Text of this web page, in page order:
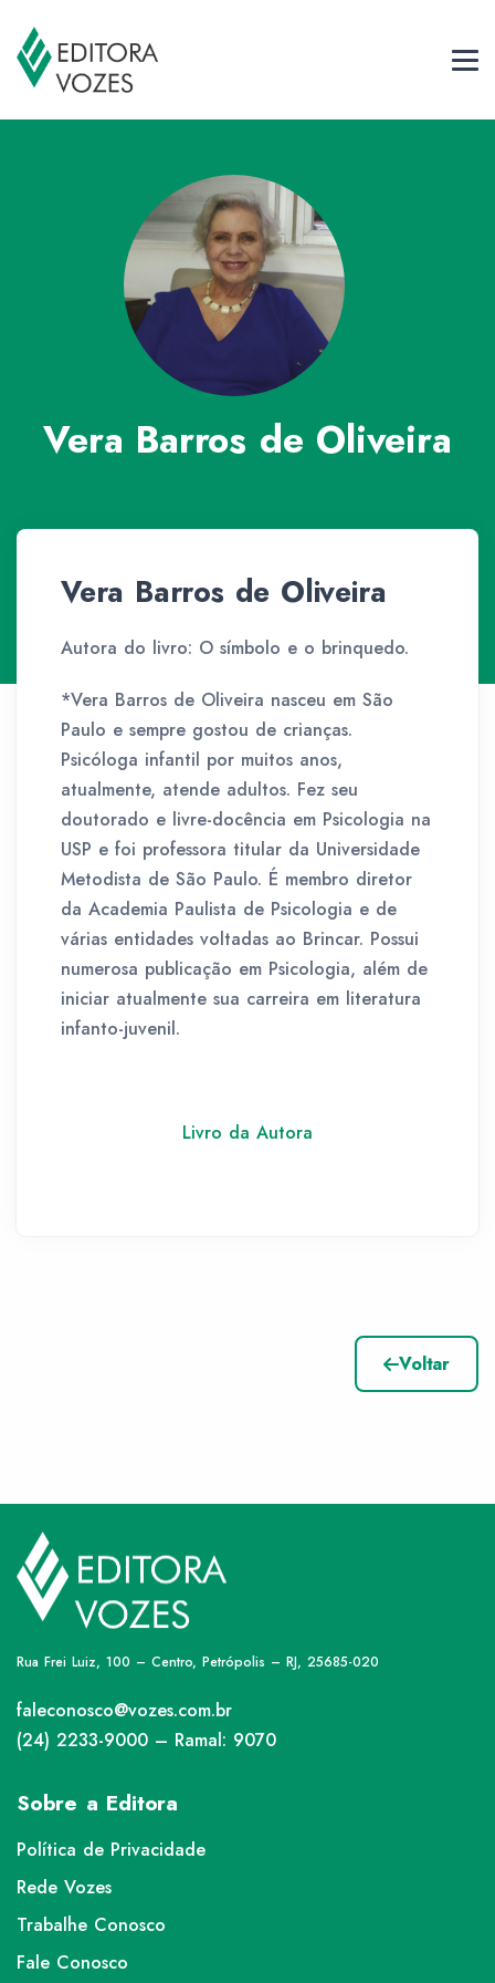
Vera Barros de Oliveira
Vera Barros de Oliveira
Autora do livro: O símbolo e o brinquedo.
*Vera Barros de Oliveira nasceu em São
Paulo e sempre gostou de crianças.
Psicóloga infantil por muitos anos,
atualmente, atende adultos. Fez seu
doutorado e livre-docência em Psicologia na
USP e foi professora titular da Universidade
Metodista de São Paulo. É membro diretor
da Academia Paulista de Psicologia e de
várias entidades voltadas ao Brincar. Possui
numerosa publicação em Psicologia, além de
iniciar atualmente sua carreira em literatura
infanto-juvenil.
Livro da Autora
Voltar
Rua Frei Luiz, 100 – Centro, Petrópolis – RJ, 25685-020
faleconosco@vozes.com.br
(24) 2233-9000 – Ramal: 9070
Sobre a Editora
Política de Privacidade
Rede Vozes
Trabalhe Conosco
Fale Conosco